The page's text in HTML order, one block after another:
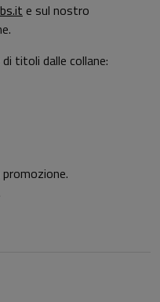
e sul nostro
titoli dalle collane: